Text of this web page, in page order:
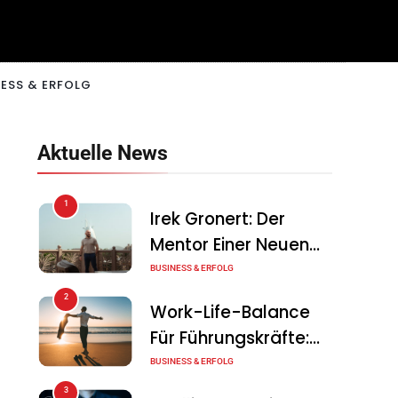
& ERFOLG
Aktuelle News
1
Irek Gronert: Der
Mentor Einer Neuen
Generation Von
BUSINESS & ERFOLG
2
Work-Life-Balance
Für Führungskräfte:
Illusion Oder Echte
BUSINESS & ERFOLG
3